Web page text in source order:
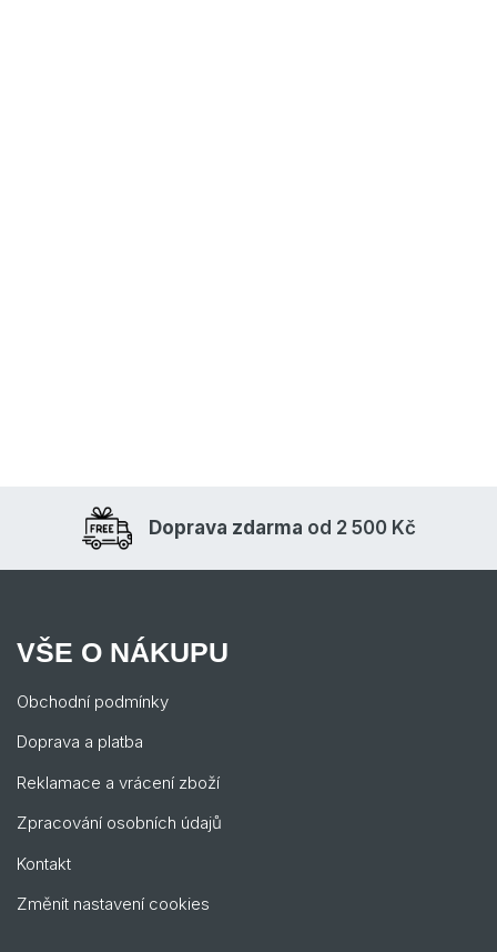
Doprava zdarma od 2 500 Kč
VŠE O NÁKUPU
Obchodní podmínky
Doprava a platba
Reklamace a vrácení zboží
Zpracování osobních údajů
Kontakt
Změnit nastavení cookies